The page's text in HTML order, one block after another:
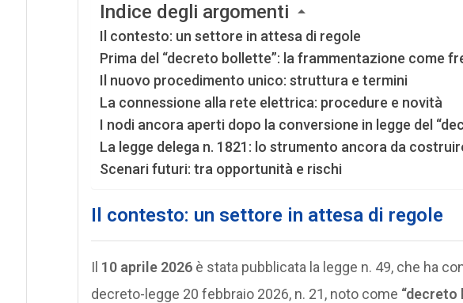
Indice degli argomenti
Il contesto: un settore in attesa di regole
Prima del “decreto bollette”: la frammentazione come
Il nuovo procedimento unico: struttura e termini
La connessione alla rete elettrica: procedure e novità
I nodi ancora aperti dopo la conversione in legge del
La legge delega n. 1821: lo strumento ancora da
Scenari futuri: tra opportunità e rischi
Il contesto: un settore in attesa di regole
Il 10 aprile 2026è stata pubblicata la legge n. 49, che ha
decreto-legge 20 febbraio 2026, n. 21, noto come “decreto